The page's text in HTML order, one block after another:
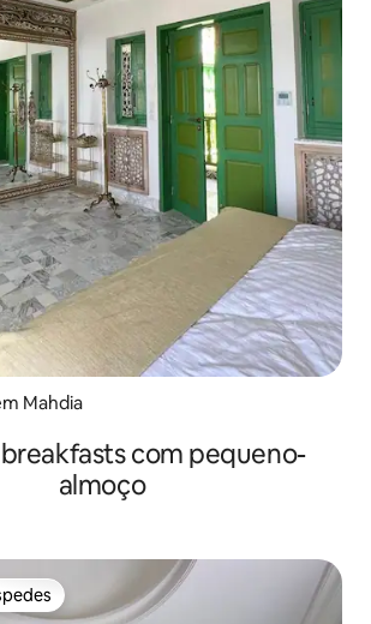
Mahdia
com pequeno-
almoço